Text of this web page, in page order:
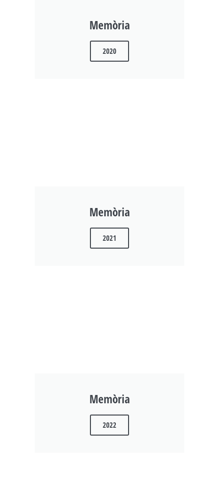
Memòria
2020
Memòria
2021
Memòria
2022